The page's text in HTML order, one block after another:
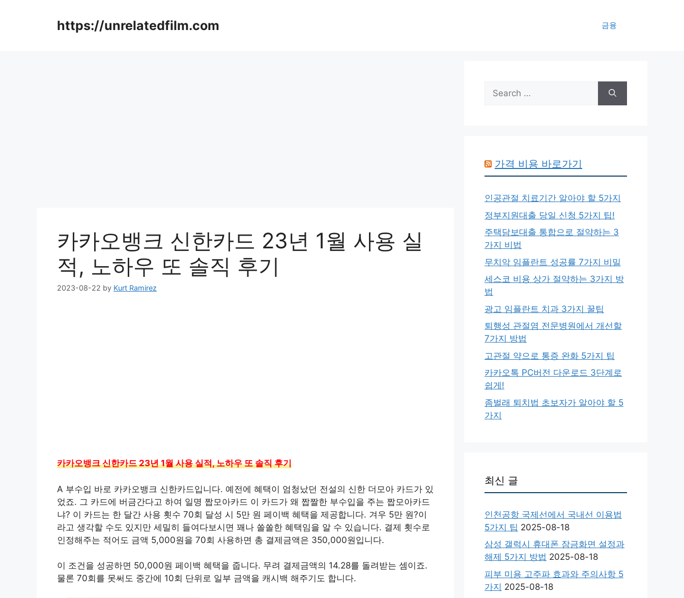
https://unrelatedfilm.com 금융
카카오뱅크 신한카드 23년 1월 사용 실
적, 노하우 또 솔직 후기
2023-08-22 by Kurt Ramirez
카카오뱅크 신한카드 23년 1월 사용 실적, 노하우 또 솔직 후기
A 부수입 바로 카카오뱅크 신한카드입니다. 예전에 혜택이 엄청났던 전설의 신한 더모아 카드가 있
었죠. 그 카드에 버금간다고 하여 일명 짭모아카드 이 카드가 왜 짭짤한 부수입을 주는 짭모아카드
냐? 이 카드는 한 달간 사용 횟수 70회 달성 시 5만 원 페이백 혜택을 제공합니다. 겨우 5만 원?이
라고 생각할 수도 있지만 세밀히 들여다보시면 꽤나 쏠쏠한 혜택임을 알 수 있습니다. 결제 횟수로
인정해주는 적어도 금액 5,000원을 70회 사용하면 총 결제금액은 350,000원입니다.
이 조건을 성공하면 50,000원 페이백 혜택을 줍니다. 무려 결제금액의 14.28를 돌려받는 셈이죠.
물론 70회를 못써도 중간에 10회 단위로 일부 금액을 캐시백 해주기도 합니다.
Search
for:
가격 비용 바로가기
인공관절 치료기간 알아야 할 5가지
정부지원대출 당일 신청 5가지 팁!
주택담보대출 통합으로 절약하는 3
가지 비법
무치악 임플란트 성공률 7가지 비밀
세스코 비용 상가 절약하는 3가지 방
법
광고 임플란트 치과 3가지 꿀팁
퇴행성 관절염 전문병원에서 개선할
7가지 방법
고관절 약으로 통증 완화 5가지 팁
카카오톡 PC버전 다운로드 3단계로
쉽게!
좀벌래 퇴치법 초보자가 알아야 할 5
가지
최신 글
인천공항 국제선에서 국내선 이용법
5가지 팁 2025-08-18
삼성 갤럭시 휴대폰 잠금화면 설정과
해제 5가지 방법 2025-08-18
피부 미용 고주파 효과와 주의사항 5
가지 2025-08-18